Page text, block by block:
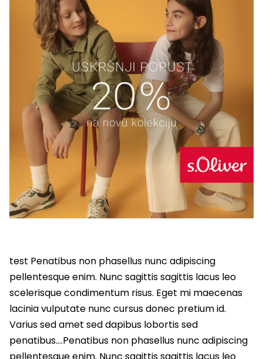
test Penatibus non phasellus nunc adipiscing
pellentesque enim. Nunc sagittis sagittis lacus leo
scelerisque condimentum risus. Eget mi maecenas
lacinia vulputate nunc cursus donec pretium id.
Varius sed amet sed dapibus lobortis sed
penatibus….Penatibus non phasellus nunc adipiscing
pellentesque enim. Nunc sagittis sagittis lacus leo